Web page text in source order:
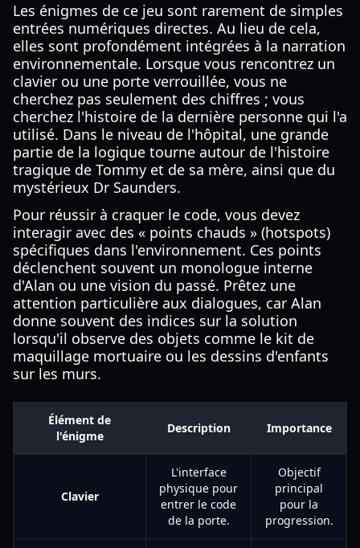
Les énigmes de ce jeu sont rarement de simples
entrées numériques directes. Au lieu de cela,
elles sont profondément intégrées à la narration
environnementale. Lorsque vous rencontrez un
clavier ou une porte verrouillée, vous ne
cherchez pas seulement des chiffres ; vous
cherchez l'histoire de la dernière personne qui l'a
utilisé. Dans le niveau de l'hôpital, une grande
partie de la logique tourne autour de l'histoire
tragique de Tommy et de sa mère, ainsi que du
mystérieux Dr Saunders.
Pour réussir à craquer le code, vous devez
interagir avec des « points chauds » (hotspots)
spécifiques dans l'environnement. Ces points
déclenchent souvent un monologue interne
d'Alan ou une vision du passé. Prêtez une
attention particulière aux dialogues, car Alan
donne souvent des indices sur la solution
lorsqu'il observe des objets comme le kit de
maquillage mortuaire ou les dessins d'enfants
sur les murs.
Élément de
l'énigme
Description Importance
Clavier
L'interface
physique pour
entrer le code
de la porte.
Objectif
principal
pour la
progression.